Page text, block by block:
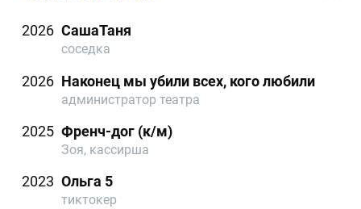
2026 СашаТаня
соседка
2026 Наконец мы убили всех, кого любили
администратор театра
2025 Френч-дог (к/м)
Зоя, кассирша
2023 Ольга 5
тиктокер